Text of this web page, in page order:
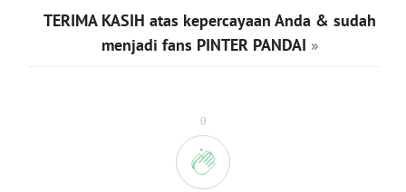
0
TERIMA KASIH atas kepercayaan Anda & sudah
menjadi fans PINTER PANDAI »